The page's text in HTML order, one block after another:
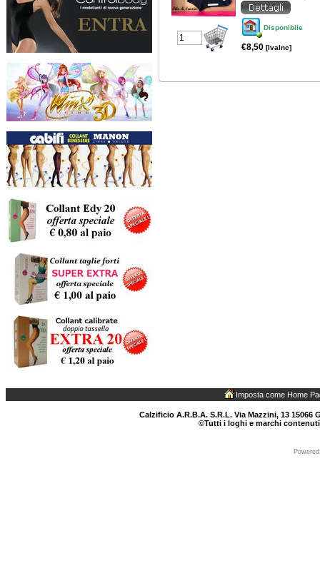
Disponibile
€8,50 [IvaInc]
Imposta come Home
Calzificio A.R.B.A. S.R.L. Via Mazzini, 13 15066
©Tutti i loghi e marchi